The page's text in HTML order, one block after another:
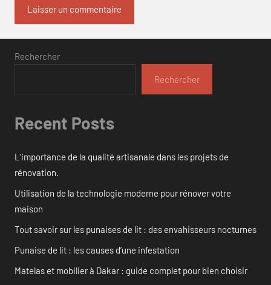
Rechercher
Rechercher
Recent Posts
L’importance de la qualité artisanale dans les projets de
rénovation.
Utilisation de la technologie moderne pour rénover votre
maison
Tout savoir sur les punaises de lit : des envahisseurs nocturnes
Punaise de lit : les causes d’une infestation
Matelas et mobilier à Dakar : guide complet pour bien choisir